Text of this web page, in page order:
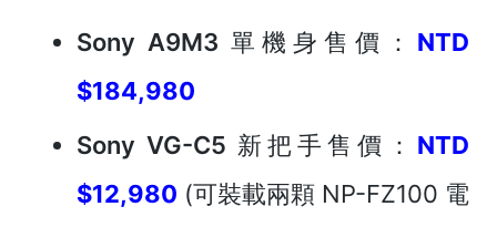
Sony A9M3 單機身售價 ： NTD
$184,980
Sony VG-C5 新把手售價 ： NTD
$12,980 (可裝載兩顆 NP-FZ100 電